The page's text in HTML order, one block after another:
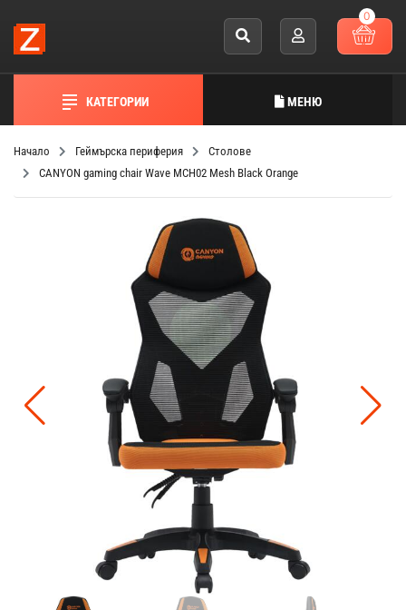
0
КАТЕГОРИИ МЕНЮ
Начало Геймърска периферия
Столове
CANYON gaming chair Wave MCH02 Mesh Black Orange